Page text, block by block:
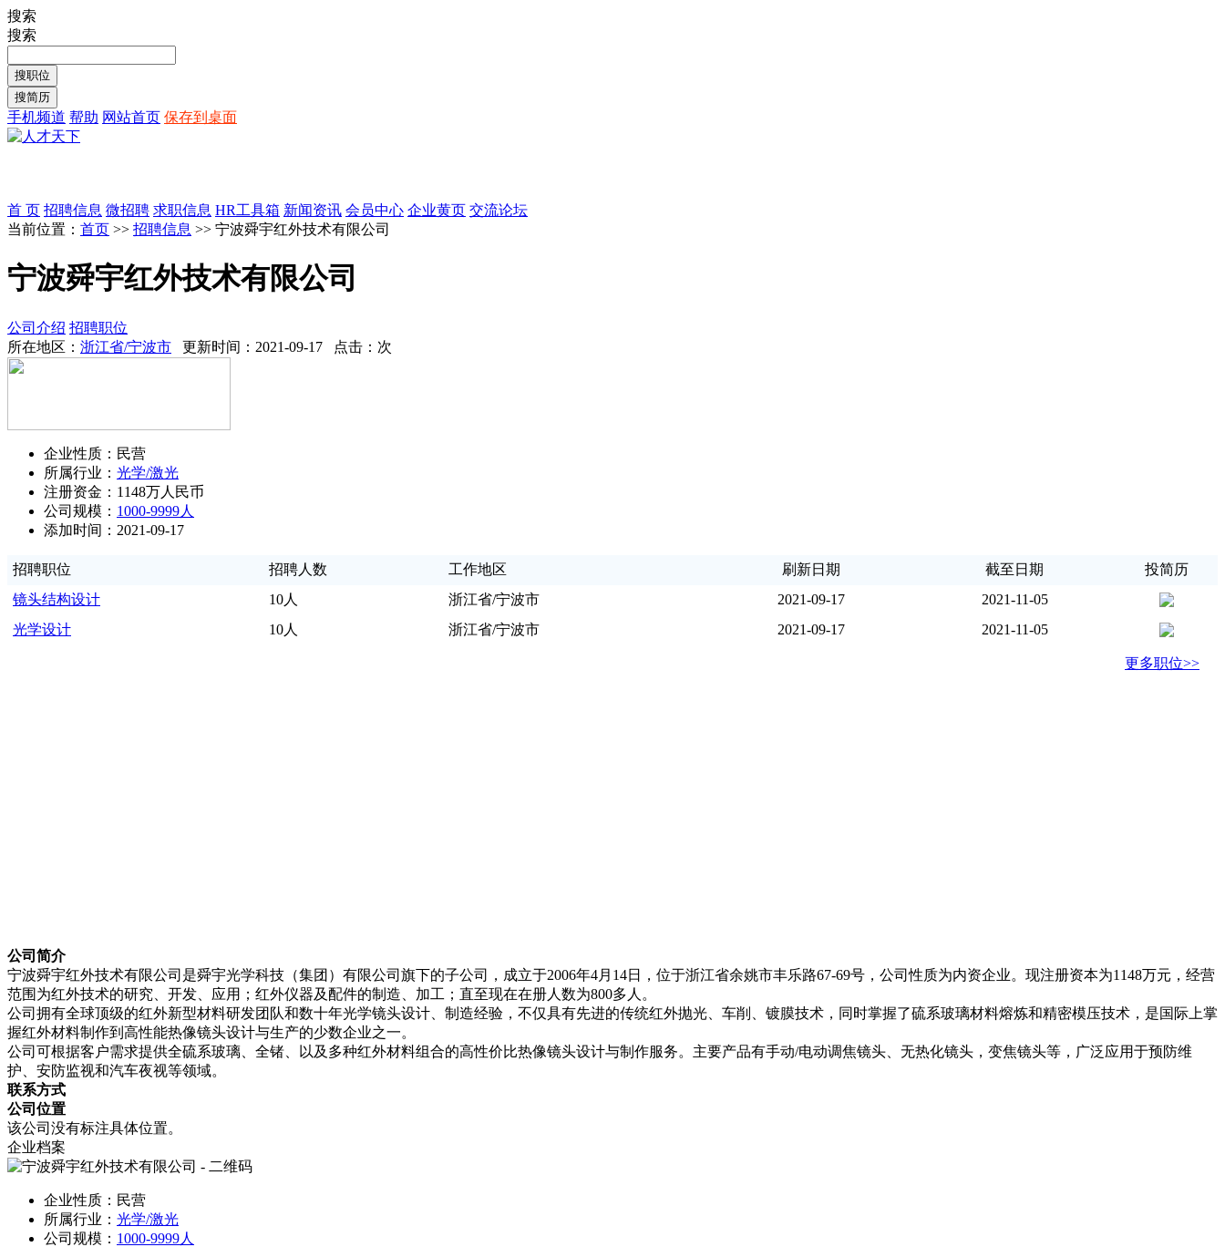
搜索
搜索
手机频道 帮助 网站首页 保存到桌面
首 页 招聘信息 微招聘 求职信息 HR工具箱 新闻资讯 会员中心 企业黄页 交流论坛
当前位置： 首页 >> 招聘信息 >> 宁波舜宇红外技术有限公司
宁波舜宇红外技术有限公司
公司介绍 招聘职位
所在地区： 浙江省/宁波市 更新时间：2021-09-17 点击： 次
企业性质：民营
所属行业： 光学/激光
注册资金：1148万人民币
公司规模： 1000-9999人
添加时间：2021-09-17
招聘职位 招聘人数 工作地区 刷新日期 截至日期
投简历
镜头结构设计
10人 浙江省/宁波市 2021-09-17
2021-11-05
光学设计
10人 浙江省/宁波市 2021-09-17 2021-11-05
更多职位>>
公司简介
宁波舜宇红外技术有限公司是舜宇光学科技（集团）有限公司旗下的子公司，成立于2006年4月14日，位于浙江省余姚市丰乐路67-69号，公司性质为内资企业。现注册资本为1148万元，经营
范围为红外技术的研究、开发、应用；红外仪器及配件的制造、加工；直至现在在册人数为800多人。
公司拥有全球顶级的红外新型材料研发团队和数十年光学镜头设计、制造经验，不仅具有先进的传统红外抛光、车削、镀膜技术，同时掌握了硫系玻璃材料熔炼和精密模压技术，是国际上掌
握红外材料制作到高性能热像镜头设计与生产的少数企业之一。
公司可根据客户需求提供全硫系玻璃、全锗、以及多种红外材料组合的高性价比热像镜头设计与制作服务。主要产品有手动/电动调焦镜头、无热化镜头，变焦镜头等，广泛应用于预防维
护、安防监视和汽车夜视等领域。
联系方式
公司位置
该公司没有标注具体位置。
企业档案
企业性质：民营
所属行业： 光学/激光
公司规模： 1000-9999人